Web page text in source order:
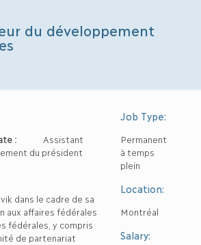
du développement
: Assistant
du président
dans le cadre de sa
aux affaires fédérales
fédérales, y compris
de partenariat
Job Type:
Permanent
à temps
plein
Location:
Montréal
Salary: